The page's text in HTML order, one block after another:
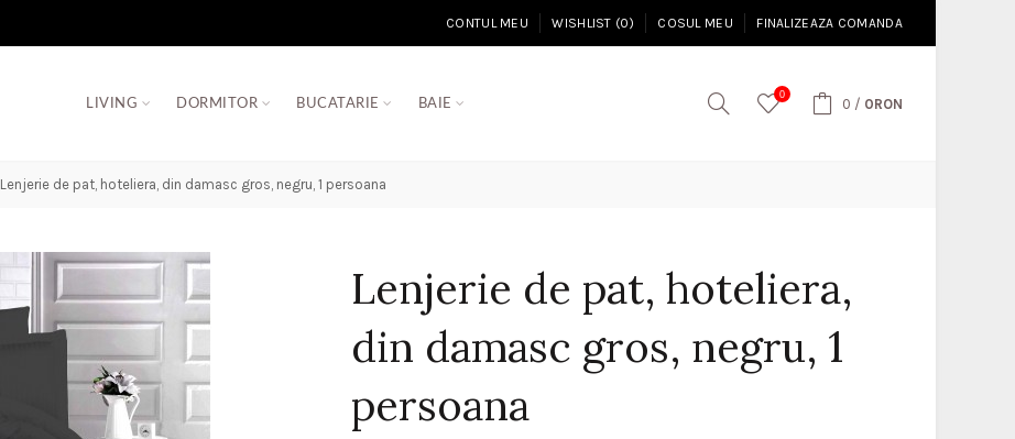
CONTUL MEU WISHLIST (0) COSUL MEU FINALIZEAZA COMANDA
LIVING DORMITOR BUCATARIE BAIE
0
0 / 0RON
Lenjerie de pat, hoteliera, din damasc gros, negru, 1 persoana
Lenjerie de pat, hoteliera,
din damasc gros, negru, 1
persoana